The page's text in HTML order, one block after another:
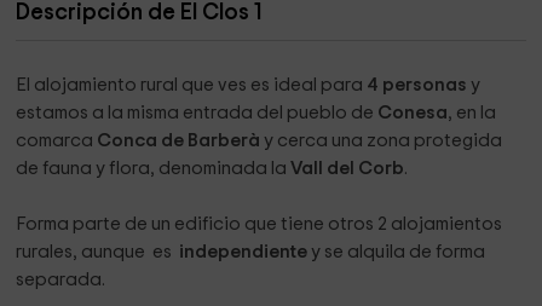
Descripción de El Clos 1
El alojamiento rural que ves es ideal para 4 personas y
estamos a la misma entrada del pueblo de Conesa, en la
comarca Conca de Barberà y cerca una zona protegida
de fauna y flora, denominada la Vall del Corb.
Forma parte de un edificio que tiene otros 2 alojamientos
rurales, aunque es independiente y se alquila de forma
separada.